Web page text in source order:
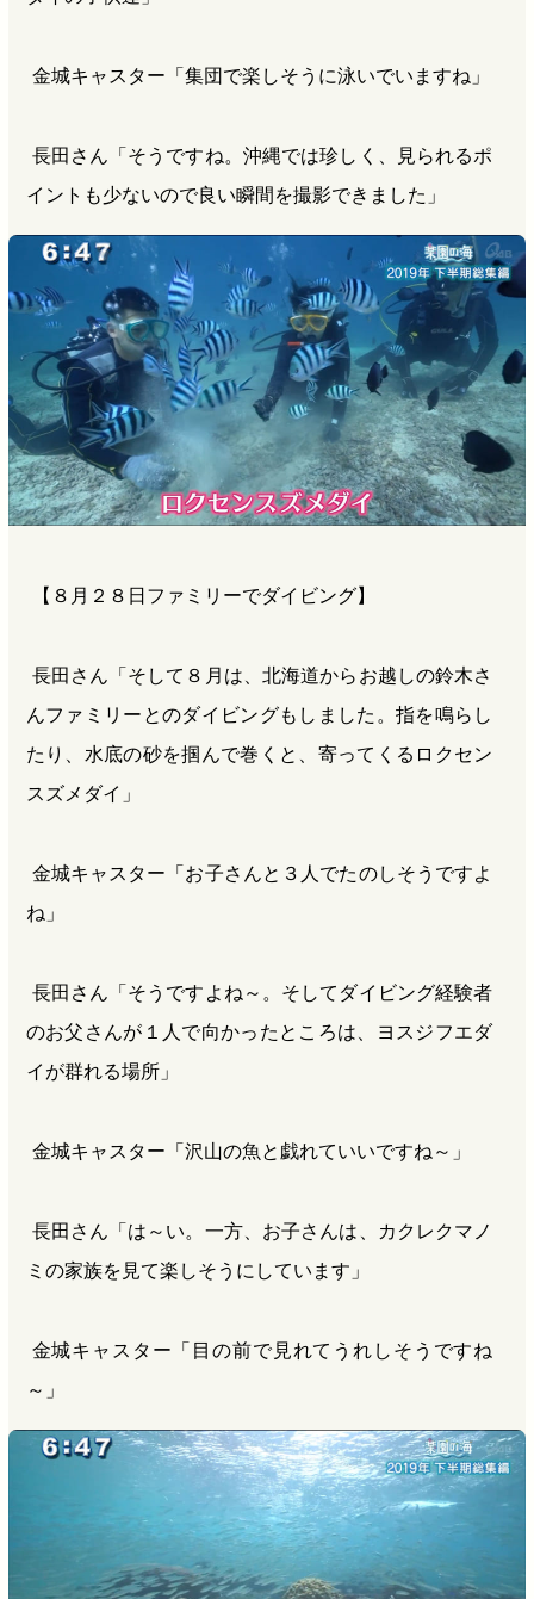
金城キャスター「集団で楽しそうに泳いでいますね」
長田さん「そうですね。沖縄では珍しく、見られるポ
イントも少ないので良い瞬間を撮影できました」
【８月２８日ファミリーでダイビング】
長田さん「そして８月は、北海道からお越しの鈴木さ
んファミリーとのダイビングもしました。指を鳴らし
たり、水底の砂を掴んで巻くと、寄ってくるロクセン
スズメダイ」
金城キャスター「お子さんと３人でたのしそうですよ
ね」
長田さん「そうですよね～。そしてダイビング経験者
のお父さんが１人で向かったところは、ヨスジフエダ
イが群れる場所」
金城キャスター「沢山の魚と戯れていいですね～」
長田さん「は～い。一方、お子さんは、カクレクマノ
ミの家族を見て楽しそうにしています」
金城キャスター「目の前で見れてうれしそうですね
～」